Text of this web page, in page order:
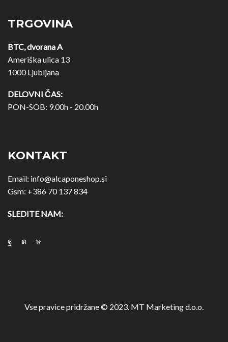
TRGOVINA
BTC, dvorana A
Ameriška ulica 13
1000 Ljubljana
DELOVNI ČAS:
PON-SOB: 9.00h - 20.00h
KONTAKT
Email: info@alcaponeshop.si
Gsm: +386 70 137 834
SLEDITE NAM:
Vse pravice pridržane © 2023. MT Marketing d.o.o.